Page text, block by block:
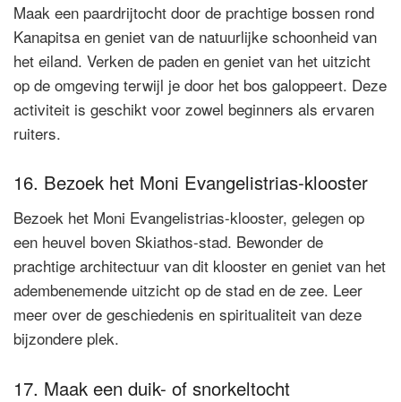
Maak een paardrijtocht door de prachtige bossen rond
Kanapitsa en geniet van de natuurlijke schoonheid van
het eiland. Verken de paden en geniet van het uitzicht
op de omgeving terwijl je door het bos galoppeert. Deze
activiteit is geschikt voor zowel beginners als ervaren
ruiters.
16. Bezoek het Moni Evangelistrias-klooster
Bezoek het Moni Evangelistrias-klooster, gelegen op
een heuvel boven Skiathos-stad. Bewonder de
prachtige architectuur van dit klooster en geniet van het
adembenemende uitzicht op de stad en de zee. Leer
meer over de geschiedenis en spiritualiteit van deze
bijzondere plek.
17. Maak een duik- of snorkeltocht